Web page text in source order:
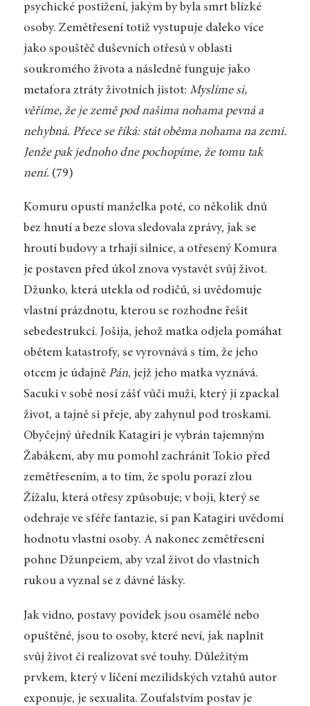
psychické postižení, jakým by byla smrt blízké
osoby. Zemětřesení totiž vystupuje daleko více
jako spouštěč duševních otřesů v oblasti
soukromého života a následně funguje jako
metafora ztráty životních jistot: Myslíme si,
věříme, že je země pod našima nohama pevná a
nehybná. Přece se říká: stát oběma nohama na zemi.
Jenže pak jednoho dne pochopíme, že tomu tak
není.(79)
Komuru opustí manželka poté, co několik dnů
bez hnutí a beze slova sledovala zprávy, jak se
hroutí budovy a trhají silnice, a otřesený Komura
je postaven před úkol znova vystavět svůj život.
Džunko, která utekla od rodičů, si uvědomuje
vlastní prázdnotu, kterou se rozhodne řešit
sebedestrukcí. Jošija, jehož matka odjela pomáhat
obětem katastrofy, se vyrovnává s tím, že jeho
otcem je údajně Pán, jejž jeho matka vyznává.
Sacuki v sobě nosí zášť vůči muži, který jí zpackal
život, a tajně si přeje, aby zahynul pod troskami.
Obyčejný úředník Katagiri je vybrán tajemným
Žabákem, aby mu pomohl zachránit Tokio před
zemětřesením, a to tím, že spolu porazí zlou
Žížalu, která otřesy způsobuje; v boji, který se
odehraje ve sféře fantazie, si pan Katagiri uvědomí
hodnotu vlastní osoby. A nakonec zemětřesení
pohne Džunpeiem, aby vzal život do vlastních
rukou a vyznal se z dávné lásky.
Jak vidno, postavy povídek jsou osamělé nebo
opuštěné, jsou to osoby, které neví, jak naplnit
svůj život či realizovat své touhy. Důležitým
prvkem, který v líčení mezilidských vztahů autor
exponuje, je sexualita. Zoufalstvím postav je